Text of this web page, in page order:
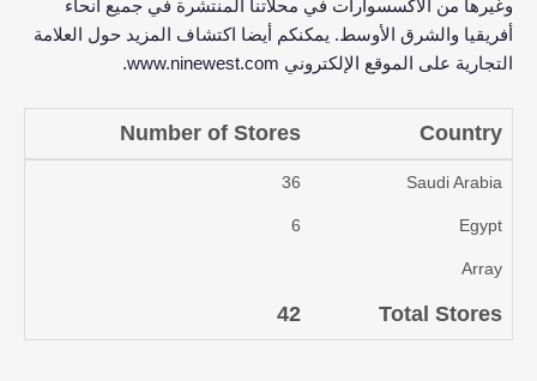
وغيرها من الاكسسوارات في محلاتنا المنتشرة في جميع أنحاء
أفريقيا والشرق الأوسط. يمكنكم أيضا اكتشاف المزيد حول العلامة
التجارية على الموقع الإلكتروني www.ninewest.com
.
Country
Number of Stores
Saudi Arabia
36
Egypt
6
Array
Total Stores
42